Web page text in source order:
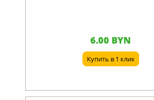
6.00 BYN
Купить в 1 клик